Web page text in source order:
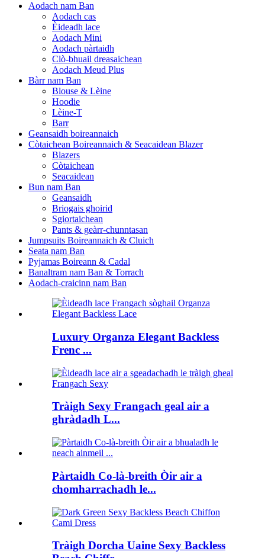
Aodach nam Ban
Aodach cas
Èideadh lace
Aodach Mini
Aodach pàrtaidh
Clò-bhuail dreasaichean
Aodach Meud Plus
Bàrr nam Ban
Blouse & Lèine
Hoodie
Lèine-T
Barr
Geansaidh boireannaich
Còtaichean Boireannaich & Seacaidean Blazer
Blazers
Còtaichean
Seacaidean
Bun nam Ban
Geansaidh
Briogais ghoirid
Sgiortaichean
Pants & geàrr-chunntasan
Jumpsuits Boireannaich & Cluich
Seata nam Ban
Pyjamas Boireann & Cadal
Banaltram nam Ban & Torrach
Aodach-craicinn nam Ban
Luxury Organza Elegant Backless
Frenc ...
Tràigh Sexy Frangach geal air a
ghràdadh L...
Pàrtaidh Co-là-breith Òir air a
chomharrachadh le...
Tràigh Dorcha Uaine Sexy Backless